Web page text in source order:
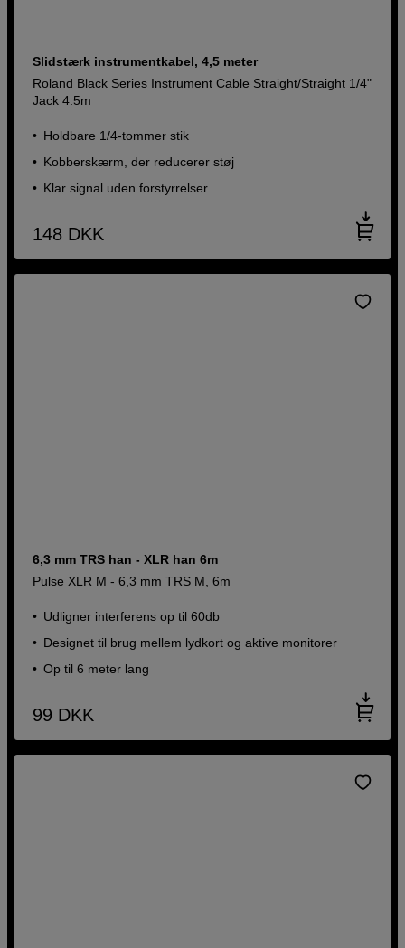
Slidstærk instrumentkabel, 4,5 meter
Roland Black Series Instrument Cable Straight/Straight 1/4"
Jack 4.5m
Holdbare 1/4-tommer stik
Kobberskærm, der reducerer støj
Klar signal uden forstyrrelser
148 DKK
6,3 mm TRS han - XLR han 6m
Pulse XLR M - 6,3 mm TRS M, 6m
Udligner interferens op til 60db
Designet til brug mellem lydkort og aktive monitorer
Op til 6 meter lang
99 DKK